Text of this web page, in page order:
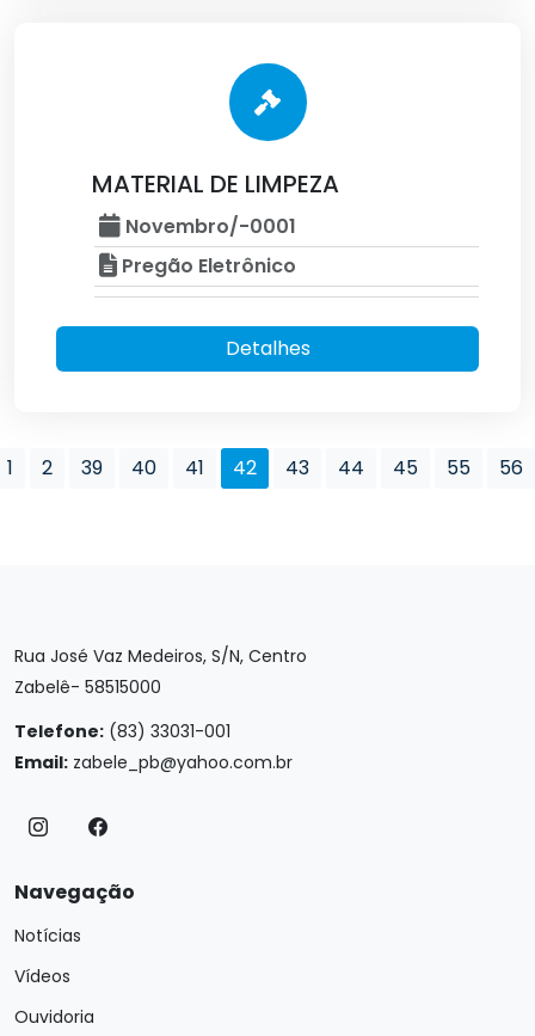
MATERIAL DE LIMPEZA
Novembro/-0001
Pregão Eletrônico
Detalhes
1 2 39 40 41 42 43 44 45 55 56
Rua José Vaz Medeiros, S/N, Centro
Zabelê- 58515000
Telefone: (83) 33031-001
Email: zabele_pb@yahoo.com.br
Navegação
Notícias
Vídeos
Ouvidoria